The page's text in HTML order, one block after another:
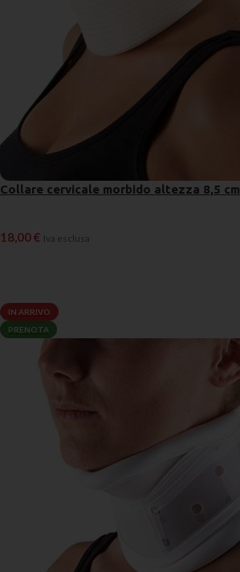
Collare cervicale morbido altezza 8,5 cm
18,00€ Iva esclusa
IN ARRIVO
PRENOTA